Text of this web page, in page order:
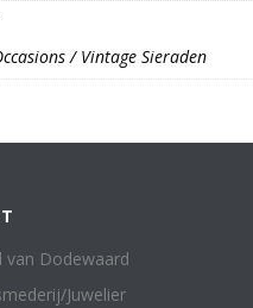
/ Vintage Sieraden
van Dodewaard
Juwelier